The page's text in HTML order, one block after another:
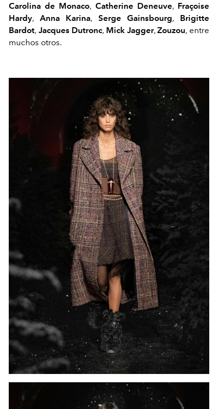
Carolina de Monaco, Catherine Deneuve, Fraçoise
Hardy, Anna Karina, Serge Gainsbourg, Brigitte
Bardot, Jacques Dutronc, Mick Jagger,Zouzou, entre
muchos otros.